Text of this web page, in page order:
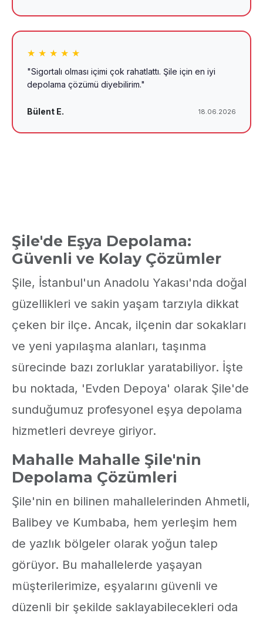
★ ★ ★ ★ ★
"Sigortalı olması içimi çok rahatlattı. Şile için en iyi
depolama çözümü diyebilirim."
Bülent E. 18.06.2026
Şile'de Eşya Depolama:
Güvenli ve Kolay Çözümler
Şile, İstanbul'un Anadolu Yakası'nda doğal
güzellikleri ve sakin yaşam tarzıyla dikkat
çeken bir ilçe. Ancak, ilçenin dar sokakları
ve yeni yapılaşma alanları, taşınma
sürecinde bazı zorluklar yaratabiliyor. İşte
bu noktada, 'Evden Depoya' olarak Şile'de
sunduğumuz profesyonel eşya depolama
hizmetleri devreye giriyor.
Mahalle Mahalle Şile'nin
Depolama Çözümleri
Şile'nin en bilinen mahallelerinden Ahmetli,
Balibey ve Kumbaba, hem yerleşim hem
de yazlık bölgeler olarak yoğun talep
görüyor. Bu mahallelerde yaşayan
müşterilerimize, eşyalarını güvenli ve
düzenli bir şekilde saklayabilecekleri oda